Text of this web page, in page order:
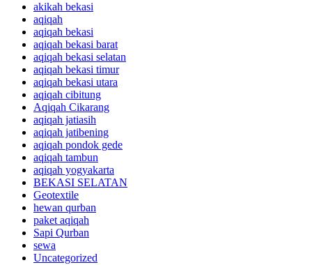
akikah bekasi
aqiqah
aqiqah bekasi
aqiqah bekasi barat
aqiqah bekasi selatan
aqiqah bekasi timur
aqiqah bekasi utara
aqiqah cibitung
Aqiqah Cikarang
aqiqah jatiasih
aqiqah jatibening
aqiqah pondok gede
aqiqah tambun
aqiqah yogyakarta
BEKASI SELATAN
Geotextile
hewan qurban
paket aqiqah
Sapi Qurban
sewa
Uncategorized